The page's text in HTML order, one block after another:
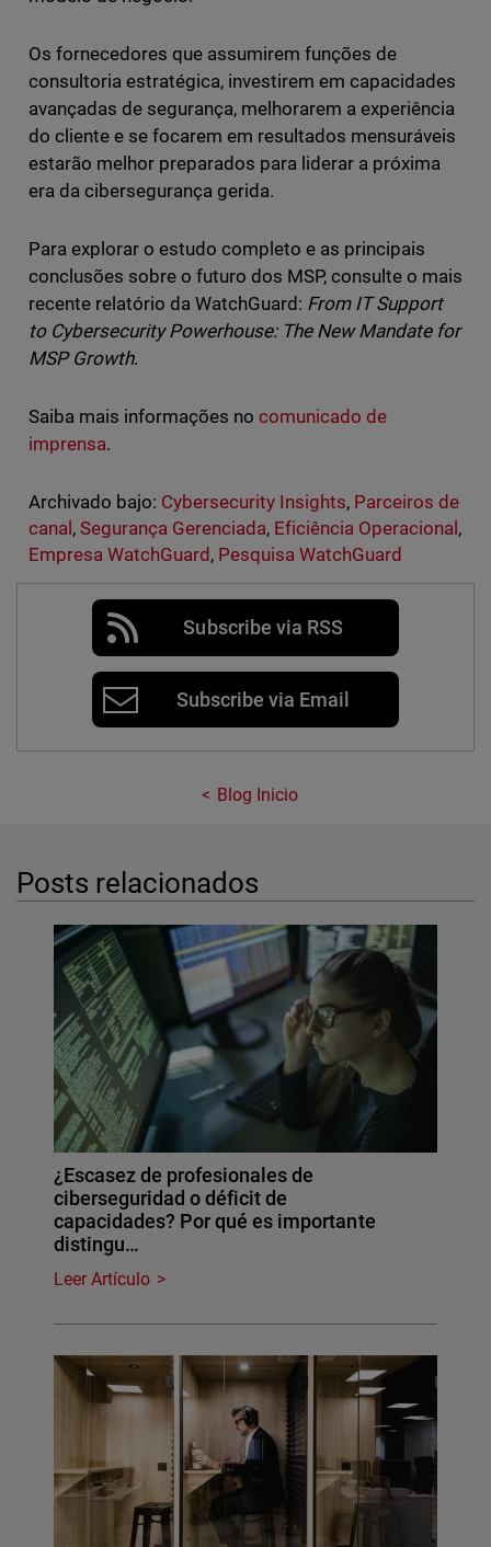
Os fornecedores que assumirem funções de
consultoria estratégica, investirem em capacidades
avançadas de segurança, melhorarem a experiência
do cliente e se focarem em resultados mensuráveis
estarão melhor preparados para liderar a próxima
era da cibersegurança gerida.
Para explorar o estudo completo e as principais
conclusões sobre o futuro dos MSP, consulte o mais
recente relatório da WatchGuard: From IT Support
to Cybersecurity Powerhouse: The New Mandate for
MSP Growth.
Saiba mais informações no comunicado de
imprensa.
Archivado bajo: Cybersecurity Insights, Parceiros de
canal , Segurança Gerenciada, Eficiência Operacional ,
Empresa WatchGuard , Pesquisa WatchGuard
Subscribe via RSS
Subscribe via Email
Blog Inicio
Posts relacionados
¿Escasez de profesionales de
ciberseguridad o déficit de
capacidades? Por qué es importante
distingu…
Leer Artículo